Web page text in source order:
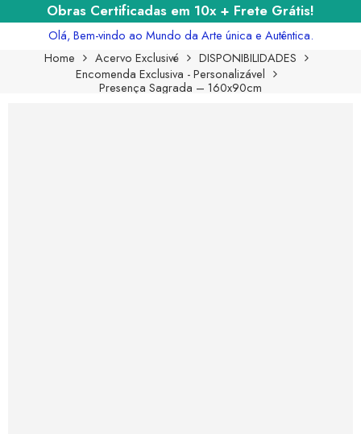
Obras Certificadas em 10x + Frete Grátis!
Olá, Bem-vindo ao Mundo da Arte única e Autêntica.
Home
Acervo Exclusivé
DISPONIBILIDADES
Encomenda Exclusiva - Personalizável
Presença Sagrada – 160x90cm